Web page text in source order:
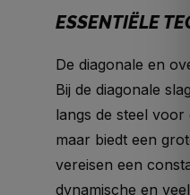
ESSENTIËLE
De diagonale en
Bij de diagonale
langs de steel
maar biedt een
vereisen een
dynamische en